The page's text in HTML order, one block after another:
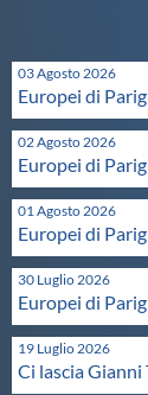
03 Agosto 2026
Europei di
02 Agosto 2026
Europei di
01 Agosto 2026
Europei di
30 Luglio 2026
Europei di
19 Luglio 2026
Ci lascia